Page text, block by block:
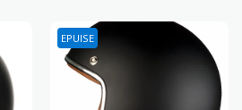
EPUISE